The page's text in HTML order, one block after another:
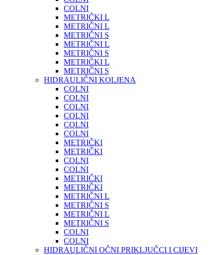
COLNI
METRIČKI L
METRIČNI L
METRIČNI S
METRIČNI L
METRIČNI S
METRIČKI L
METRIČNI S
HIDRAULIČNI KOLJENA
COLNI
COLNI
COLNI
COLNI
COLNI
COLNI
METRIČKI
METRIČKI
COLNI
COLNI
METRIČKI
METRIČKI
METRIČNI L
METRIČNI S
METRIČNI L
METRIČNI S
COLNI
COLNI
HIDRAULIČNI OČNI PRIKLJUČCI I CIJEVI